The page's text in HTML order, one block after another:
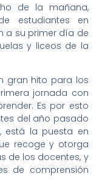
de la mañana,
estudiantes en
a su primer día de
y liceos de la
gran hito para los
jornada con
Es por esto
del año pasado
está la puesta en
recoge y otorga
de los docentes, y
de comprensión